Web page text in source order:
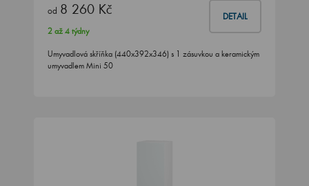
od 8 260 Kč DETAIL
2 až 4 týdny
Umyvadlová skříňka (440x392x346) s 1 zásuvkou a keramickým
umyvadlem Mini 50